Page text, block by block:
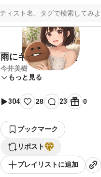
雨にキッスの花束を
今井美樹
もっと見る
304 28 23 0
ブックマーク
リポスト
プレイリストに追加